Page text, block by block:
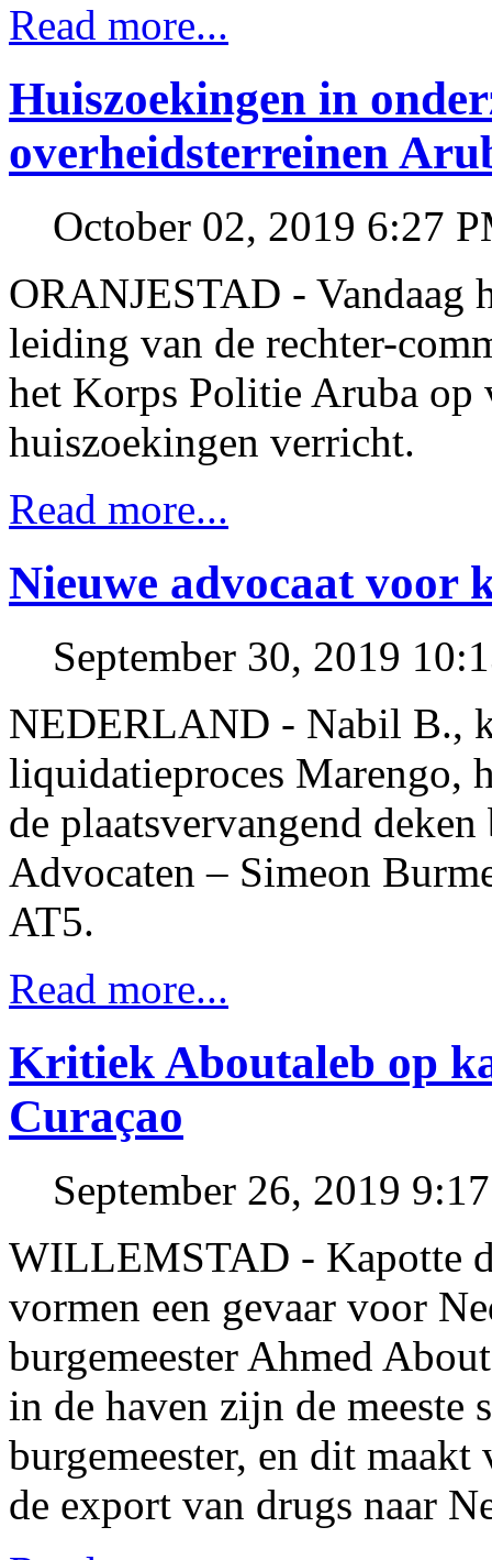
Read more...
Huiszoekingen in
overheidsterreinen
October 02, 2019 6:27
ORANJESTAD - Vandaag
leiding van de rechter-
het Korps Politie Aruba op
huiszoekingen verricht.
Read more...
Nieuwe advocaat voor
September 30, 2019
NEDERLAND - Nabil B.,
liquidatieproces Marengo,
de plaatsvervangend
Advocaten – Simeon
AT5.
Read more...
Kritiek Aboutaleb op
Curaçao
September 26, 2019
WILLEMSTAD - Kapotte
vormen een gevaar voor
burgemeester Ahmed
in de haven zijn de meeste
burgemeester, en dit
de export van drugs naar